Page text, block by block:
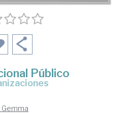
Público
Gemma